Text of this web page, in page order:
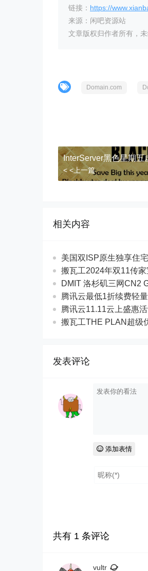
链接： https://
来源：闲吧资源站
文章版权归作者所有，未
Domain.com
InterServer黑色星期五
< <上一篇
相关内容
美国双ISP原生独享住
搬瓦工2024年双11传
DMIT 洛杉矶三网CN2
腾讯云最低1折续费轻
腾讯云11.11云上盛惠
搬瓦工THE PLAN超级
发表评论
添加表情
共有 1 条评论
vultr